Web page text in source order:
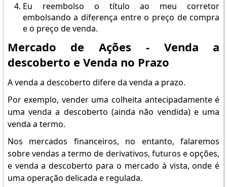
Eu reembolso o título ao meu corretor
embolsando a diferença entre o preço de compra
e o preço de venda.
Mercado de Ações - Venda a
descoberto e Venda no Prazo
A venda a descoberto difere da venda a prazo.
Por exemplo, vender uma colheita antecipadamente é
uma venda a descoberto (ainda não vendida) e uma
venda a termo.
Nos mercados financeiros, no entanto, falaremos
sobre vendas a termo de derivativos, futuros e opções,
e venda a descoberto para o mercado à vista, onde é
uma operação delicada e regulada.